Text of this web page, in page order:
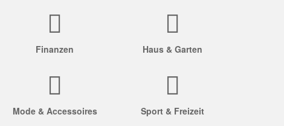
Finanzen Haus & Garten
Mode & Accessoires Sport & Freizeit